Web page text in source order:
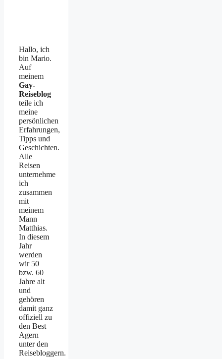
Hallo, ich
bin Mario.
Auf
meinem
Gay-
Reiseblog
teile ich
meine
persönlichen
Erfahrungen,
Tipps und
Geschichten.
Alle
Reisen
unternehme
ich
zusammen
mit
meinem
Mann
Matthias.
In diesem
Jahr
werden
wir 50
bzw. 60
Jahre alt
und
gehören
damit ganz
offiziell zu
den Best
Agern
unter den
Reisebloggern.